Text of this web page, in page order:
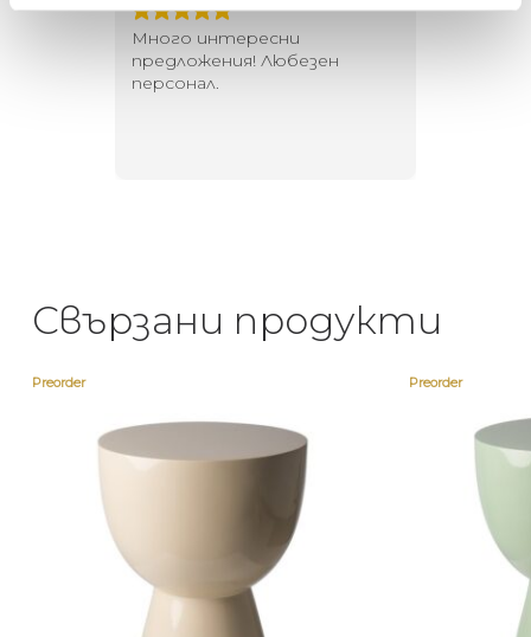
Много интересни
предложения! Любезен
персонал.
Свързани продукти
Preorder Preorder